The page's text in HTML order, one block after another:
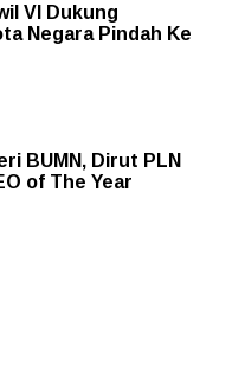
VI Dukung
Negara Pindah Ke
BUMN, Dirut PLN
of The Year